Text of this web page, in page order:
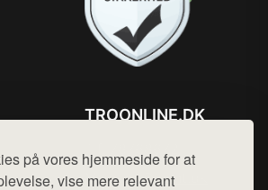
på vores hjemmeside for at
vise mere relevant
TROONLINE.DK
Mail: hej@want.dk